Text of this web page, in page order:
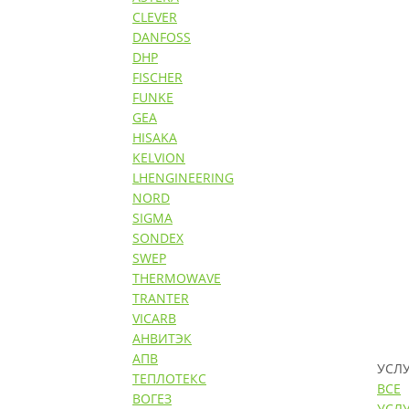
CLEVER
DANFOSS
DHP
FISCHER
FUNKE
GEA
HISAKA
KELVION
LHENGINEERING
NORD
SIGMA
SONDEX
SWEP
THERMOWAVE
TRANTER
VICARB
АНВИТЭК
АПВ
ТЕПЛОТЕКС
ВОГЕЗ
ВСЕ